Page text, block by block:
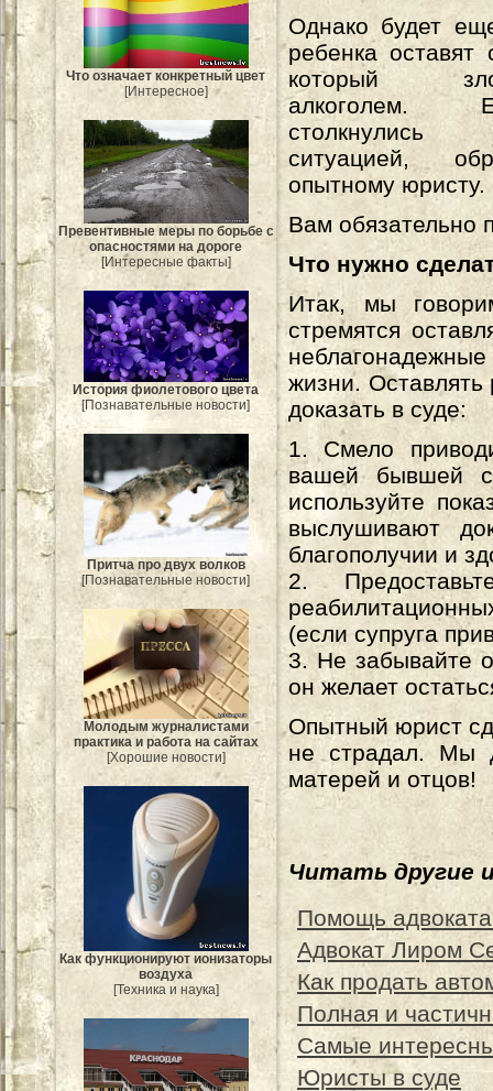
Что означает конкретный цвет
[Интересное]
Превентивные меры по борьбе с
опасностями на дороге
[Интересные факты]
История фиолетового цвета
[Познавательные новости]
Притча про двух волков
[Познавательные новости]
Молодым журналистами
практика и работа на сайтах
[Хорошие новости]
Как функционируют ионизаторы
воздуха
[Техника и наука]
Однако будет
ребенка оставят
который
ситуацией,
опытному юристу.
Вам обязательно
Что нужно
Итак, мы
стремятся
жизни. Оставлять
доказать в суде:
1. Смело
вашей бывшей
используйте
выслушивают
благополучии и
2.
(если супруга
3. Не забывайте
он желает
Опытный юрист
не страдал. Мы
матерей и отцов!
Читать другие
Помощь
Адвокат Лиром
Как продать
Полная и
Самые
Юристы в суде